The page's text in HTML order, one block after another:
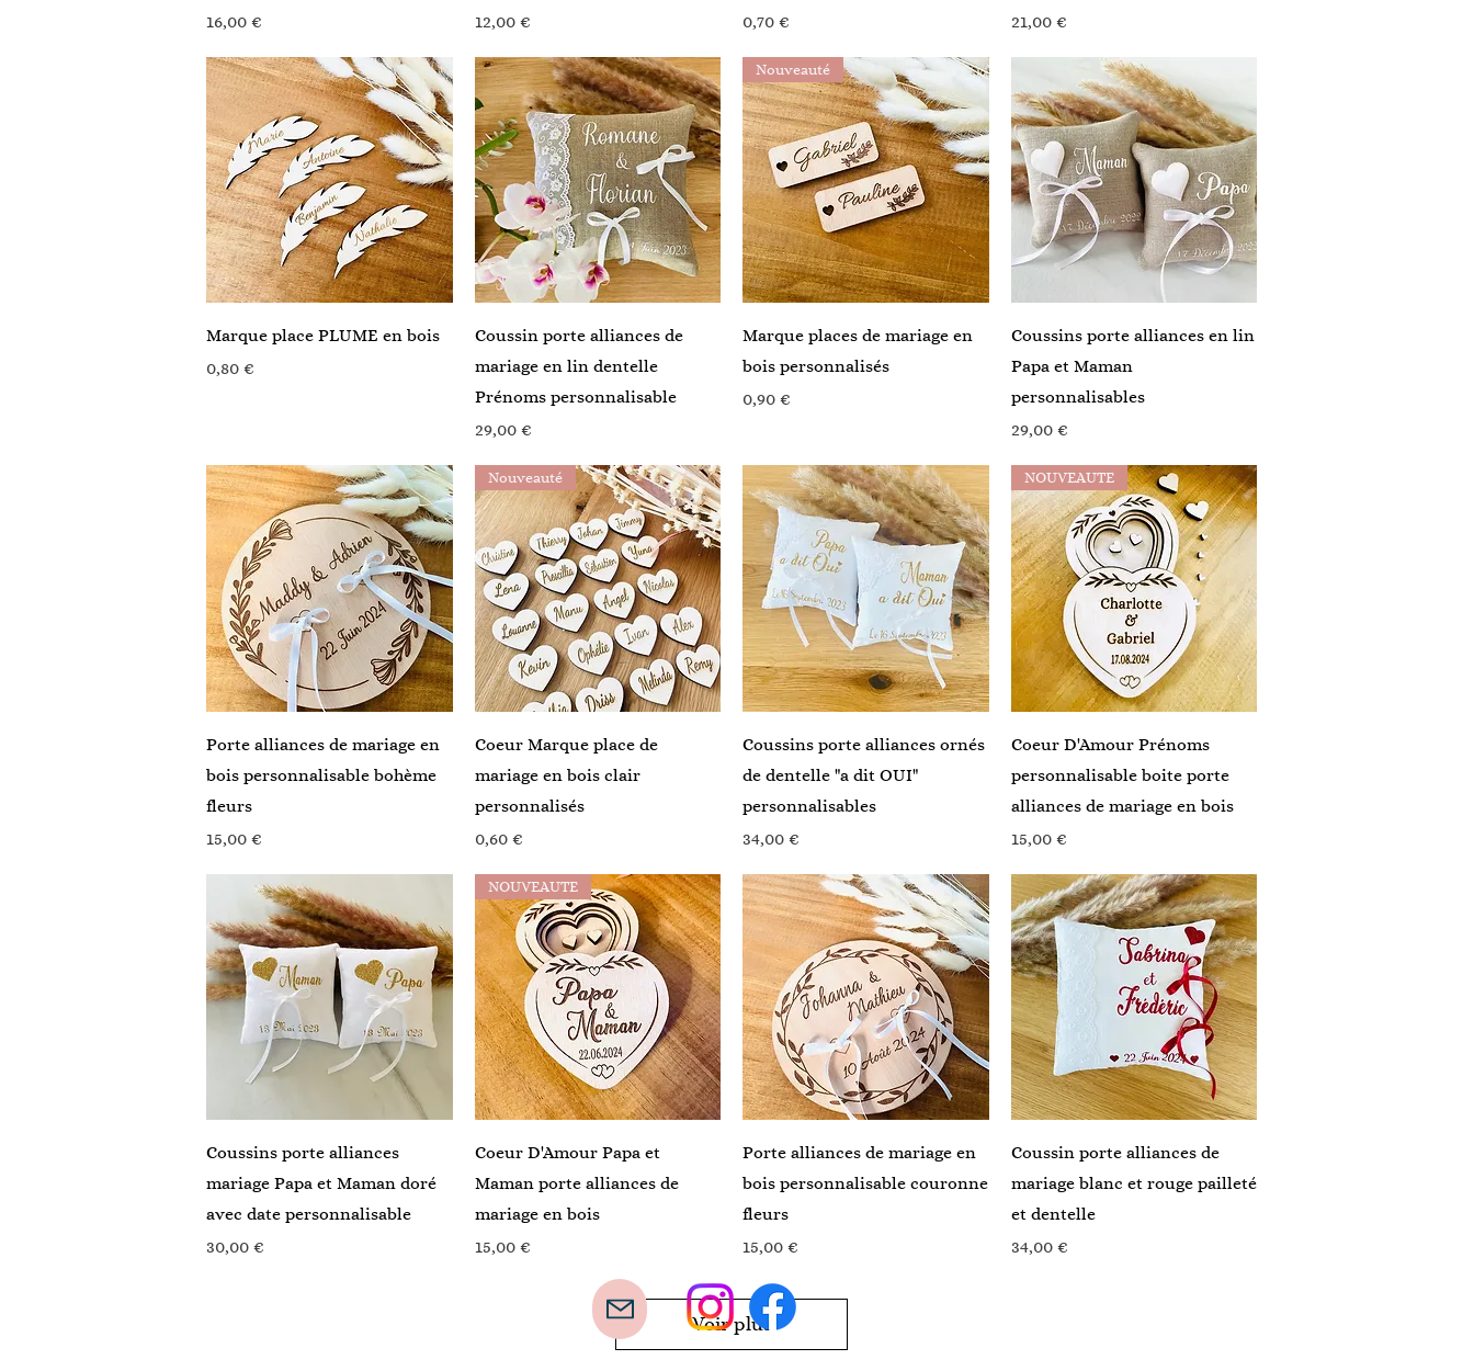
Prix
16,00 €
Prix
12,00 €
Prix
0,70 €
Prix
21,00 €
Aperçu rapide
Marque place PLUME en bois
Prix
0,80 €
Aperçu rapide
Coussin porte alliances de
mariage en lin dentelle
Prénoms personnalisable
Prix
29,00 €
Aperçu rapide
Nouveauté
Marque places de mariage en
bois personnalisés
Prix
0,90 €
Aperçu rapide
Coussins porte alliances en lin
Papa et Maman
personnalisables
Prix
29,00 €
Aperçu rapide
Porte alliances de mariage en
bois personnalisable bohème
fleurs
Prix
15,00 €
Aperçu rapide
Nouveauté
Coeur Marque place de
mariage en bois clair
personnalisés
Prix
0,60 €
Aperçu rapide
Coussins porte alliances ornés
de dentelle "a dit OUI"
personnalisables
Prix
34,00 €
Aperçu rapide
NOUVEAUTE
Coeur D'Amour Prénoms
personnalisable boite porte
alliances de mariage en bois
Prix
15,00 €
Aperçu rapide
Coussins porte alliances
mariage Papa et Maman doré
avec date personnalisable
Prix
30,00 €
Aperçu rapide
NOUVEAUTE
Coeur D'Amour Papa et
Maman porte alliances de
mariage en bois
Prix
15,00 €
Aperçu rapide
Porte alliances de mariage en
bois personnalisable couronne
fleurs
Prix
15,00 €
Aperçu rapide
Coussin porte alliances de
mariage blanc et rouge pailleté
et dentelle
Prix
34,00 €
Voir plus